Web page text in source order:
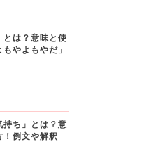
とは？意味と使
やよもやだ」
持ち」とは？意
！例文や解釈